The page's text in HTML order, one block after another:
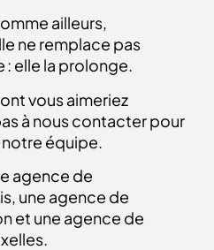
ailleurs,
ne remplace pas
: elle la prolonge.
vous aimeriez
à nous contacter pour
équipe.
agence de
une agence de
et une agence de